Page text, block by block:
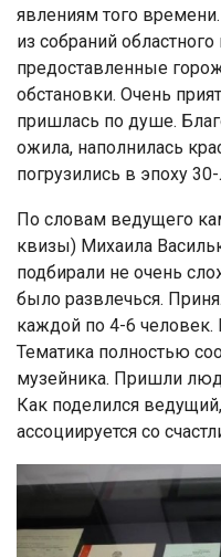
явлениям того
из собраний
предоставленные
обстановки. Очень
пришлась по душе.
ожила, наполнилась
погрузились в эпоху
По словам ведущего
квизы) Михаила
подбирали не очень
было развлечься.
каждой по 4-6
Тематика полностью
музейника. Пришли
Как поделился
ассоциируется со